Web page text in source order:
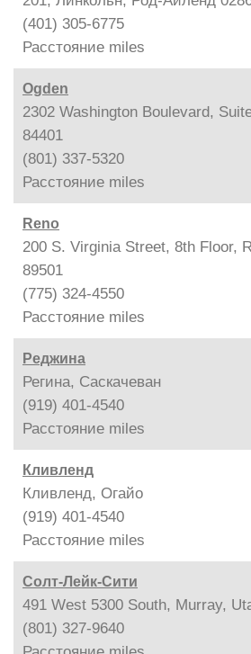
(401) 305-6775
Расстояние miles
Ogden
2302 Washington Boulevard,
84401
(801) 337-5320
Расстояние miles
Reno
200 S. Virginia Street, 8th Floor,
89501
(775) 324-4550
Расстояние miles
Реджина
Регина, Саскачеван
(919) 401-4540
Расстояние miles
Кливленд
Кливленд, Огайо
(919) 401-4540
Расстояние miles
Солт-Лейк-Сити
491 West 5300 South, Murray,
(801) 327-9640